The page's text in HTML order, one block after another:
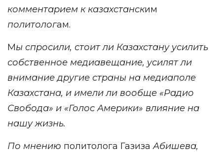
комментарием к казахстанским
политологам.
Мы спросили, стоит ли Казахстану усилить
собственное медиавещание, усилят ли
внимание другие страны на медиаполе
Казахстана, и имели ли вообще «Радио
Свобода» и «Голос Америки» влияние на
нашу жизнь.
По мнению политолога ГазизаАбишева,